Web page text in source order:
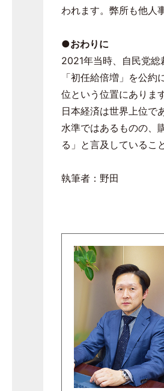
われます。弊所も他人
●おわりに
2021年当時、自民党
「初任給倍増」を公
位という位置にありま
日本経済は世界上位で
水準ではあるものの、
る」と言及しているこ
執筆者：野田